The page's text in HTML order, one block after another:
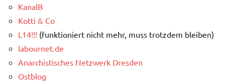
KanalB
Kotti & Co
L14!!! (funktioniert nicht mehr, muss trotzdem bleiben)
labournet.de
Anarchistisches Netzwerk Dresden
Ostblog